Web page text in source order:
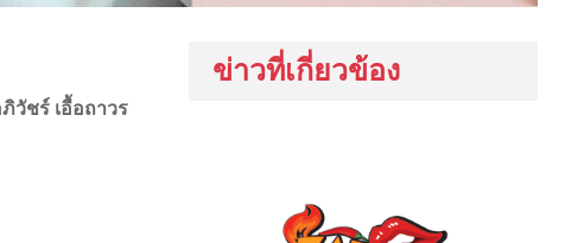
วัชร์ เอื้อถาวร
ข่าวที่เกี่ยวข้อง